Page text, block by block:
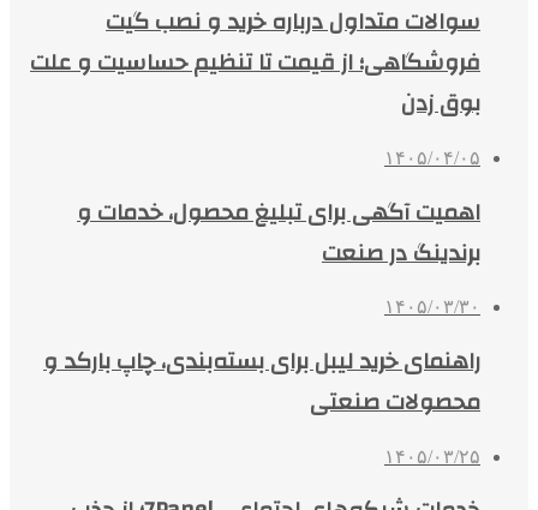
سوالات متداول درباره خرید و نصب گیت
فروشگاهی؛ از قیمت تا تنظیم حساسیت و علت
بوق زدن
۱۴۰۵/۰۴/۰۵
اهمیت آگهی برای تبلیغ محصول، خدمات و
برندینگ در صنعت
۱۴۰۵/۰۳/۳۰
راهنمای خرید لیبل برای بسته‌بندی، چاپ بارکد و
محصولات صنعتی
۱۴۰۵/۰۳/۲۵